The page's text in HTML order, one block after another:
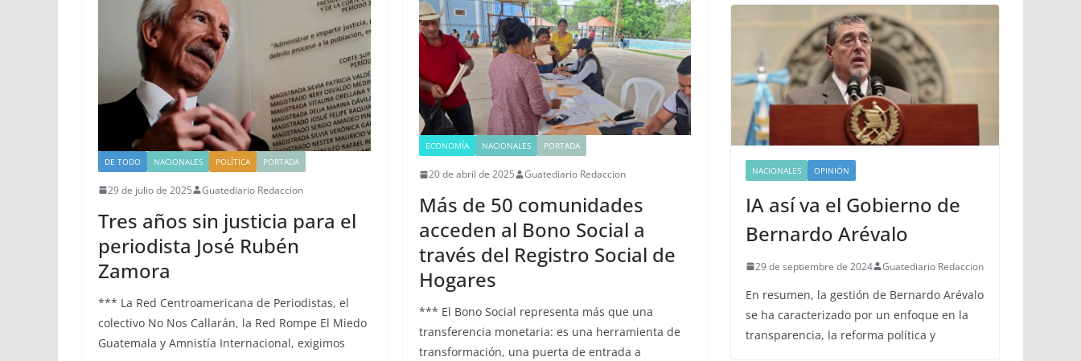
DE TODO NACIONALES POLÍTICA PORTADA
29 de julio de 2025 Guatediario Redaccion
Tres años sin justicia para el
periodista José Rubén
Zamora
*** La Red Centroamericana de Periodistas, el
colectivo No Nos Callarán, la Red Rompe El Miedo
Guatemala y Amnistía Internacional, exigimos
ECONOMÍA NACIONALES PORTADA
20 de abril de 2025 Guatediario Redaccion
Más de 50 comunidades
acceden al Bono Social a
través del Registro Social de
Hogares
*** El Bono Social representa más que una
transferencia monetaria: es una herramienta de
transformación, una puerta de entrada a
NACIONALES OPINIÓN
IA así va el Gobierno de
Bernardo Arévalo
29 de septiembre de 2024 Guatediario Redaccion
En resumen, la gestión de Bernardo Arévalo
se ha caracterizado por un enfoque en la
transparencia, la reforma política y